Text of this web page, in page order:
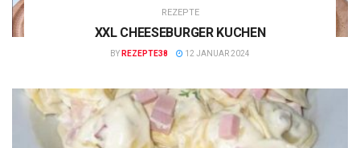
REZEPTE
XXL CHEESEBURGER KUCHEN
BY REZEPTE38 12 JANUAR 2024